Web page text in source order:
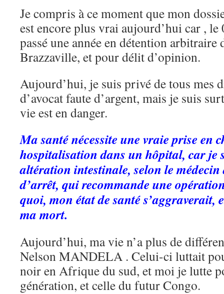
Je compris à ce moment que mon
est encore plus vrai aujourd’hui car , le
passé une année en détention arbitraire
Brazzaville, et pour délit d’opinion.
Aujourd’hui, je suis privé de tous mes
d’avocat faute d’argent, mais je suis
vie est en danger.
Ma santé nécessite une vraie prise en
hospitalisation dans un hôpital, car je
altération intestinale, selon le
d’arrêt, qui recommande une
quoi, mon état de santé s’aggraverait,
ma mort.
Aujourd’hui, ma vie n’a plus de
Nelson MANDELA . Celui-ci luttait
noir en Afrique du sud, et moi je lutte
génération, et celle du futur Congo.